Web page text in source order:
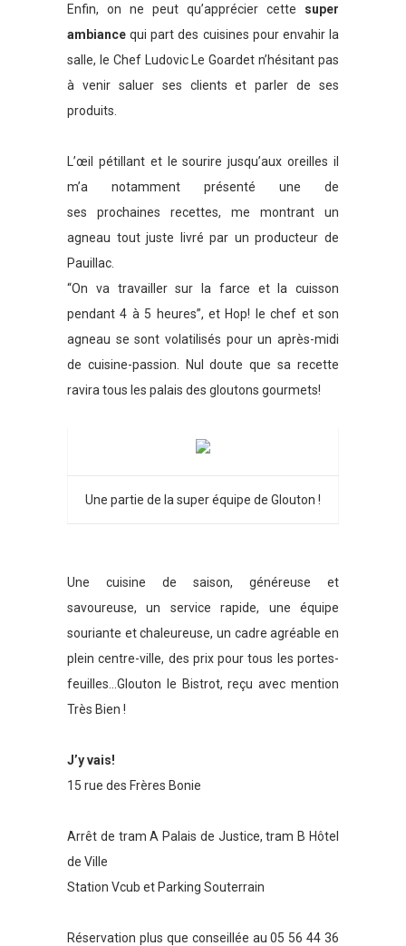
Enfin, on ne peut qu’apprécier cette super
ambiance qui part des cuisines pour envahir la
salle, le Chef Ludovic Le Goardet n’hésitant pas
à venir saluer ses clients et parler de ses
produits.
L’œil pétillant et le sourire jusqu’aux oreilles il
m’a notamment présenté une de
ses prochaines recettes, me montrant un
agneau tout juste livré par un producteur de
Pauillac.
“On va travailler sur la farce et la cuisson
pendant 4 à 5 heures”, et Hop! le chef et son
agneau se sont volatilisés pour un après-midi
de cuisine-passion. Nul doute que sa recette
ravira tous les palais des gloutons gourmets!
Une partie de la super équipe de Glouton !
Une cuisine de saison, généreuse et
savoureuse, un service rapide, une équipe
souriante et chaleureuse, un cadre agréable en
plein centre-ville, des prix pour tous les portes-
feuilles…Glouton le Bistrot, reçu avec mention
Très Bien !
J’y vais!
15 rue des Frères Bonie
Arrêt de tram A Palais de Justice, tram B Hôtel
de Ville
Station Vcub et Parking Souterrain
Réservation plus que conseillée au 05 56 44 36